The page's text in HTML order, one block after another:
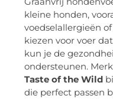
kleine honden,
voedselallergieën
kiezen voor voer
kun je de
ondersteunen.
Taste of the Wild
die perfect passen